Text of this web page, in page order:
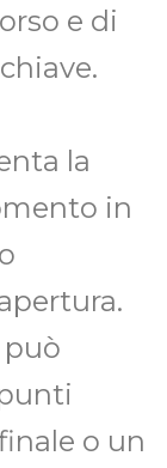
e di
la
in
può
o un